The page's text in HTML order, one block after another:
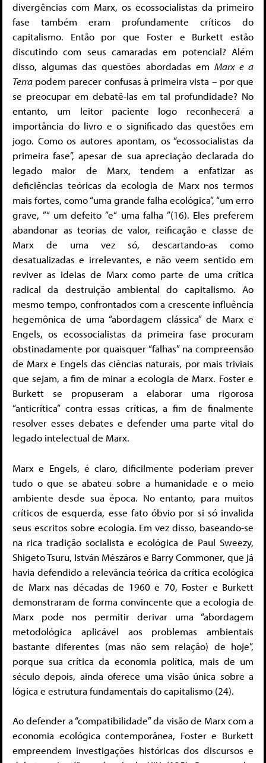
divergências com Marx, os ecossocialistas da primeiro
fase também eram profundamente críticos do
capitalismo. Então por que Foster e Burkett estão
discutindo com seus camaradas em potencial? Além
disso, algumas das questões abordadas em Marx e a
Terra podem parecer confusas à primeira vista – por que
se preocupar em debatê-las em tal profundidade? No
entanto, um leitor paciente logo reconhecerá a
importância do livro e o significado das questões em
jogo. Como os autores apontam, os “ecossocialistas da
primeira fase”, apesar de sua apreciação declarada do
legado maior de Marx, tendem a enfatizar as
deficiências teóricas da ecologia de Marx nos termos
mais fortes, como “uma grande falha ecológica”, “um erro
grave, ”“ um defeito ”e“ uma falha ”(16). Eles preferem
abandonar as teorias de valor, reificação e classe de
Marx de uma vez só, descartando-as como
desatualizadas e irrelevantes, e não veem sentido em
reviver as ideias de Marx como parte de uma crítica
radical da destruição ambiental do capitalismo. Ao
mesmo tempo, confrontados com a crescente influência
hegemônica de uma “abordagem clássica” de Marx e
Engels, os ecossocialistas da primeira fase procuram
obstinadamente por quaisquer “falhas” na compreensão
de Marx e Engels das ciências naturais, por mais triviais
que sejam, a fim de minar a ecologia de Marx. Foster e
Burkett se propuseram a elaborar uma rigorosa
“anticrítica” contra essas críticas, a fim de finalmente
resolver esses debates e defender uma parte vital do
legado intelectual de Marx.
Marx e Engels, é claro, dificilmente poderiam prever
tudo o que se abateu sobre a humanidade e o meio
ambiente desde sua época. No entanto, para muitos
críticos de esquerda, esse fato óbvio por si só invalida
seus escritos sobre ecologia. Em vez disso, baseando-se
na rica tradição socialista e ecológica de Paul Sweezy,
Shigeto Tsuru, István Mészáros e Barry Commoner, que já
havia defendido a relevância teórica da crítica ecológica
de Marx nas décadas de 1960 e 70, Foster e Burkett
demonstraram de forma convincente que a ecologia de
Marx pode nos permitir derivar uma “abordagem
metodológica aplicável aos problemas ambientais
bastante diferentes (mas não sem relação) de hoje”,
porque sua crítica da economia política, mais de um
século depois, ainda oferece uma visão única sobre a
lógica e estrutura fundamentais do capitalismo (24).
Ao defender a “compatibilidade” da visão de Marx com a
economia ecológica contemporânea, Foster e Burkett
empreendem investigações históricas dos discursos e